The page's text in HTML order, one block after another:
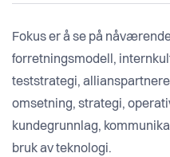
Fokus er å se på
forretningsmodell,
teststrategi,
omsetning, strategi,
kundegrunnlag,
bruk av teknologi.